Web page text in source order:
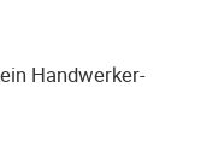
Handwerker-